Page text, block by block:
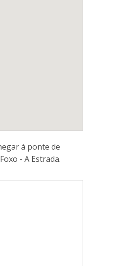
à ponte de
- A Estrada.